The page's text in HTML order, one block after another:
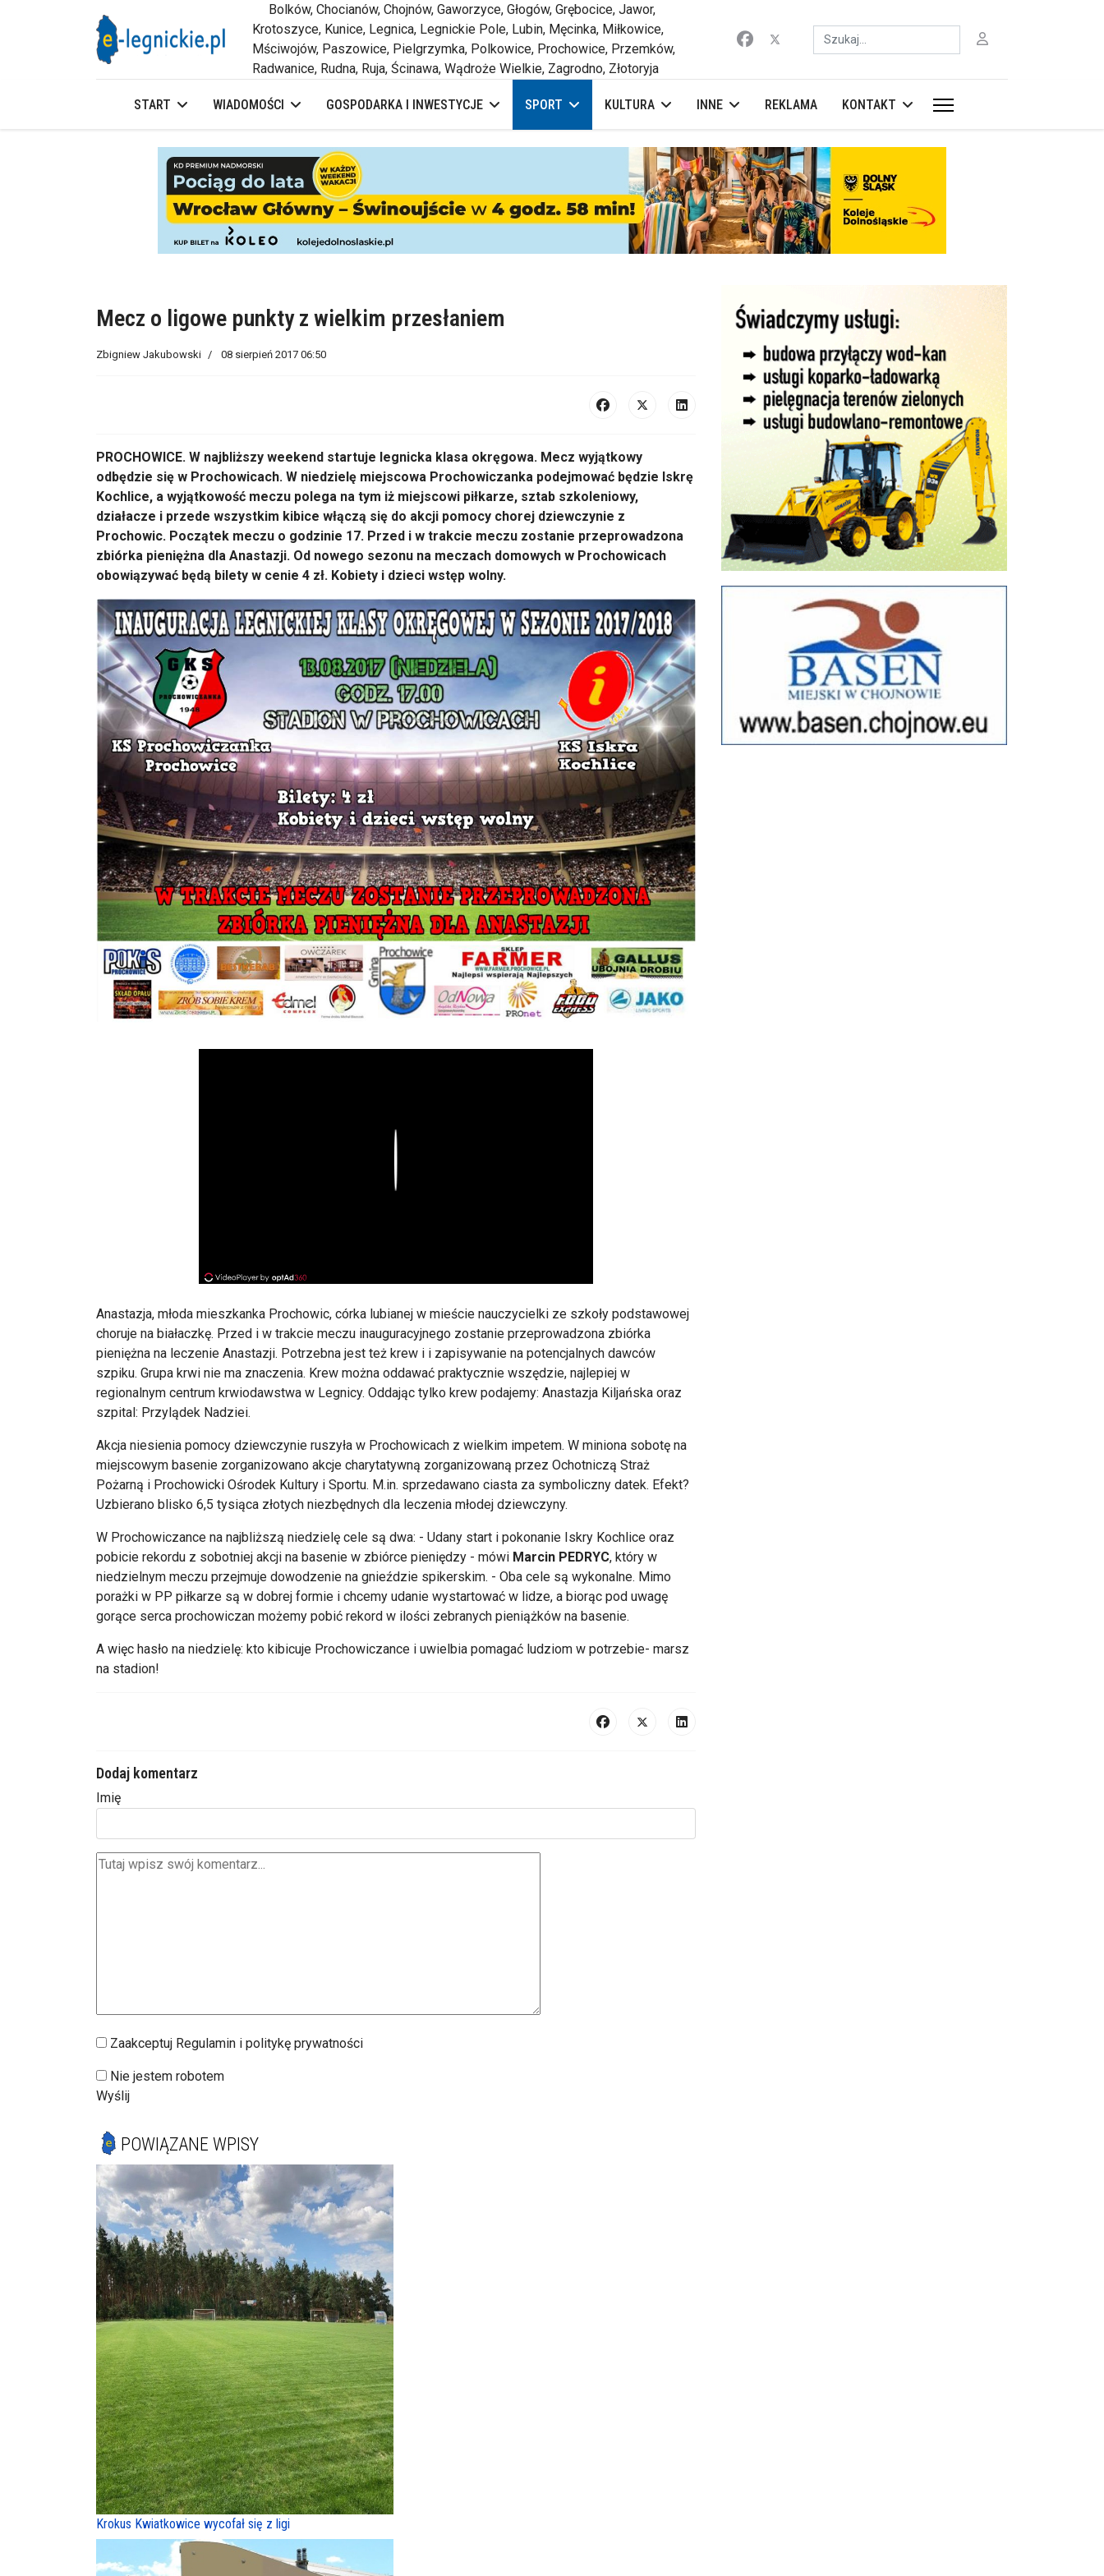
Bolków, Chocianów, Chojnów, Gaworzyce, Głogów, Grębocice, Jawor,
Krotoszyce, Kunice, Legnica, Legnickie Pole, Lubin, Męcinka, Miłkowice,
Mściwojów, Paszowice, Pielgrzymka, Polkowice, Prochowice, Przemków,
Radwanice, Rudna, Ruja, Ścinawa, Wądroże Wielkie, Zagrodno, Złotoryja
Szukaj
START WIADOMOŚCI GOSPODARKA I INWESTYCJE SPORT KULTURA INNE REKLAMA KONTAKT
Mecz o ligowe punkty z wielkim przesłaniem
Zbigniew Jakubowski 08 sierpień 2017 06:50
PROCHOWICE. W najbliższy weekend startuje legnicka klasa okręgowa. Mecz wyjątkowy
odbędzie się w Prochowicach. W niedzielę miejscowa Prochowiczanka podejmować będzie Iskrę
Kochlice, a wyjątkowość meczu polega na tym iż miejscowi piłkarze, sztab szkoleniowy,
działacze i przede wszystkim kibice włączą się do akcji pomocy chorej dziewczynie z
Prochowic. Początek meczu o godzinie 17. Przed i w trakcie meczu zostanie przeprowadzona
zbiórka pieniężna dla Anastazji. Od nowego sezonu na meczach domowych w Prochowicach
obowiązywać będą bilety w cenie 4 zł. Kobiety i dzieci wstęp wolny.
Anastazja, młoda mieszkanka Prochowic, córka lubianej w mieście nauczycielki ze szkoły podstawowej
choruje na białaczkę. Przed i w trakcie meczu inauguracyjnego zostanie przeprowadzona zbiórka
pieniężna na leczenie Anastazji. Potrzebna jest też krew i i zapisywanie na potencjalnych dawców
szpiku. Grupa krwi nie ma znaczenia. Krew można oddawać praktycznie wszędzie, najlepiej w
regionalnym centrum krwiodawstwa w Legnicy. Oddając tylko krew podajemy: Anastazja Kiljańska oraz
szpital: Przylądek Nadziei.
Akcja niesienia pomocy dziewczynie ruszyła w Prochowicach z wielkim impetem. W miniona sobotę na
miejscowym basenie zorganizowano akcje charytatywną zorganizowaną przez Ochotniczą Straż
Pożarną i Prochowicki Ośrodek Kultury i Sportu. M.in. sprzedawano ciasta za symboliczny datek. Efekt?
Uzbierano blisko 6,5 tysiąca złotych niezbędnych dla leczenia młodej dziewczyny.
W Prochowiczance na najbliższą niedzielę cele są dwa: - Udany start i pokonanie Iskry Kochlice oraz
pobicie rekordu z sobotniej akcji na basenie w zbiórce pieniędzy - mówi Marcin PEDRYC, który w
niedzielnym meczu przejmuje dowodzenie na gnieździe spikerskim. - Oba cele są wykonalne. Mimo
porażki w PP piłkarze są w dobrej formie i chcemy udanie wystartować w lidze, a biorąc pod uwagę
gorące serca prochowiczan możemy pobić rekord w ilości zebranych pieniążków na basenie.
A więc hasło na niedzielę: kto kibicuje Prochowiczance i uwielbia pomagać ludziom w potrzebie- marsz
na stadion!
Dodaj komentarz
Imię
Zaakceptuj Regulamin i politykę prywatności
Nie jestem robotem
Wyślij
POWIĄZANE WPISY
Krokus Kwiatkowice wycofał się z ligi